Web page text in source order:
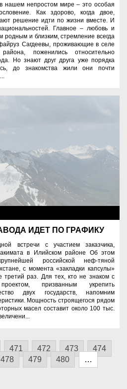
нашем непростом мире – это особая
Как здорово, когда двое,
решение идти по жизни вместе. И
Главное – любовь и
родным и близким, стремление всегда
Сагдеевы, проживающие в селе
поженились относительно
Но знают друг друга уже порядка
до знакомства жили они почти
ИДЕТ ПО ГРАФИКУ
встречи с участием заказчика,
акимата в Илийском районе Об этом
российской неф-тяной
с момента «закладки капсулы»
третий раз. Для тех, кто не знаком с
проектом, призванным укрепить
двух государств, напомним
Мощность строящегося рядом
масел составит около 100 тыс.
471 472 473
474
478 479 480
…